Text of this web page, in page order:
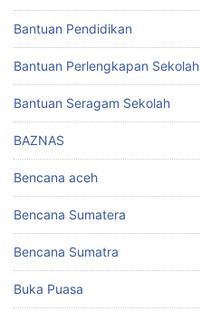
Bantuan Pendidikan
Bantuan Perlengkapan Sekolah
Bantuan Seragam Sekolah
BAZNAS
Bencana aceh
Bencana Sumatera
Bencana Sumatra
Buka Puasa